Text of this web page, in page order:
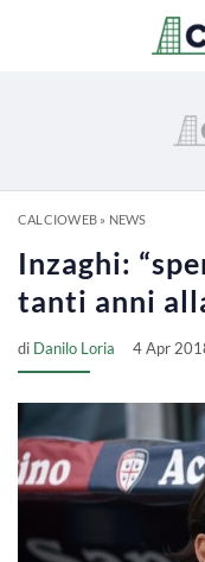
CALCIOWEB» NEWS
Inzaghi:
tanti anni
di Danilo Loria 4 Apr